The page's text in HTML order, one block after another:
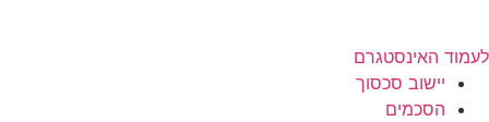
לעמוד האינסטגרם
יישוב סכסוך
הסכמים